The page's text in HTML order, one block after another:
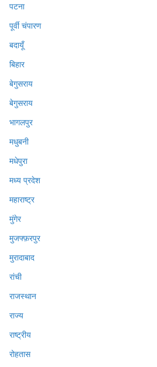
पटना
पूर्वी चंपारण
बदायूँ
बिहार
बेगुसराय
बेगुसराय
भागलपुर
मधुबनी
मधेपुरा
मध्य प्रदेश
महाराष्ट्र
मुंगेर
मुजफ्फ़रपुर
मुरादाबाद
रांची
राजस्थान
राज्य
राष्ट्रीय
रोहतास